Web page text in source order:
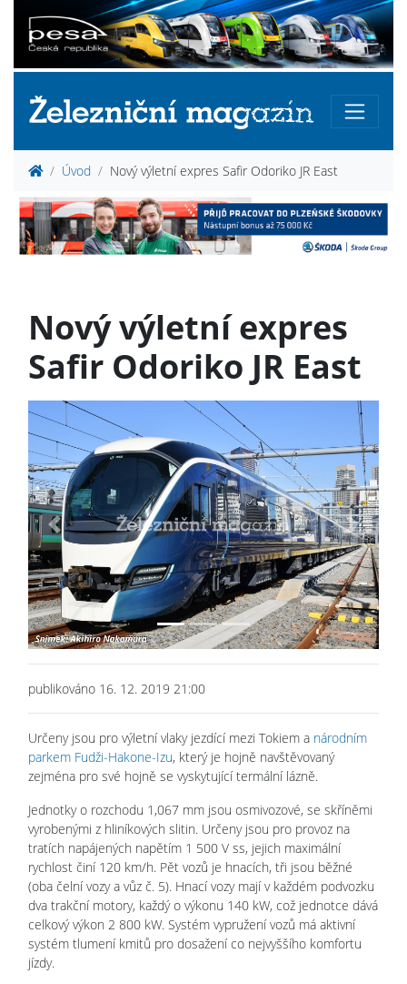
Úvod Nový výletní expres Safir Odoriko JR East
Nový výletní expres
Safir Odoriko JR East
Previous Next
publikováno 16. 12. 2019 21:00
Určeny jsou pro výletní vlaky jezdící mezi Tokiem a národním
parkem Fudži-Hakone-Izu, který je hojně navštěvovaný
zejména pro své hojně se vyskytující termální lázně.
Jednotky o rozchodu 1,067 mm jsou osmivozové, se skříněmi
vyrobenými z hliníkových slitin. Určeny jsou pro provoz na
tratích napájených napětím 1 500 V ss, jejich maximální
rychlost činí 120 km/h. Pět vozů je hnacích, tři jsou běžné
(oba čelní vozy a vůz č. 5). Hnací vozy mají v každém podvozku
dva trakční motory, každý o výkonu 140 kW, což jednotce dává
celkový výkon 2 800 kW. Systém vypružení vozů má aktivní
systém tlumení kmitů pro dosažení co nejvyššího komfortu
jízdy.